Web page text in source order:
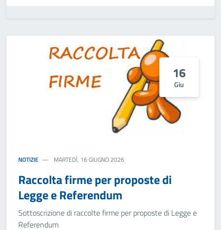
16
Giu
NOTIZIE MARTEDÌ, 16 GIUGNO 2026
Raccolta firme per proposte di
Legge e Referendum
Sottoscrizione di raccolte firme per proposte di Legge e
Referendum